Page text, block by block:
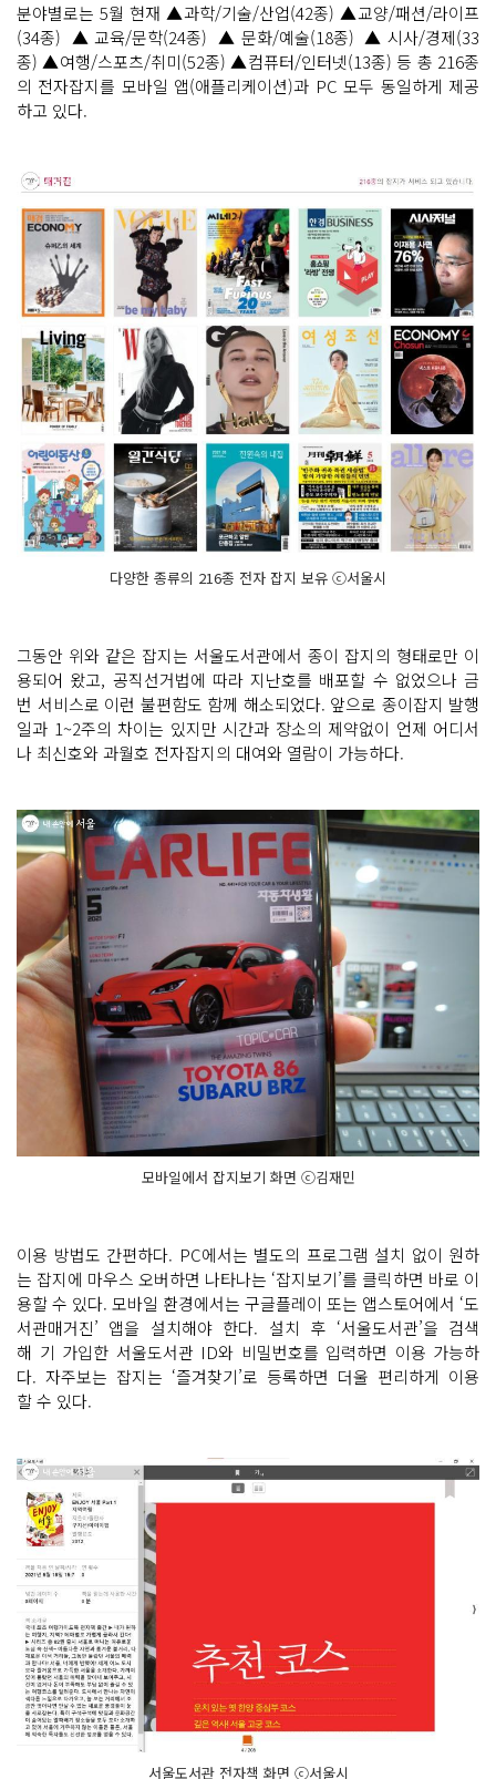
분야별로는 5월 현재 ▲과학/기술/산업(42종) ▲교양/패션/라이프
(34종) ▲교육/문학(24종) ▲문화/예술(18종) ▲시사/경제(33
종) ▲여행/스포츠/취미(52종) ▲컴퓨터/인터넷(13종) 등 총 216종
의 전자잡지를 모바일 앱(애플리케이션)과 PC 모두 동일하게 제공
하고 있다.
다양한 종류의 216종 전자 잡지 보유 ⓒ서울시
그동안 위와 같은 잡지는 서울도서관에서 종이 잡지의 형태로만 이
용되어 왔고, 공직선거법에 따라 지난호를 배포할 수 없었으나 금
번 서비스로 이런 불편함도 함께 해소되었다. 앞으로 종이잡지 발행
일과 1~2주의 차이는 있지만 시간과 장소의 제약없이 언제 어디서
나 최신호와 과월호 전자잡지의 대여와 열람이 가능하다.
모바일에서 잡지보기 화면 ⓒ김재민
이용 방법도 간편하다. PC에서는 별도의 프로그램 설치 없이 원하
는 잡지에 마우스 오버하면 나타나는 ‘잡지보기’를 클릭하면 바로 이
용할 수 있다. 모바일 환경에서는 구글플레이 또는 앱스토어에서 ‘도
서관매거진’ 앱을 설치해야 한다. 설치 후 ‘서울도서관’을 검색
해 기 가입한 서울도서관 ID와 비밀번호를 입력하면 이용 가능하
다. 자주보는 잡지는 ‘즐겨찾기’로 등록하면 더울 편리하게 이용
할 수 있다.
서울도서관 전자책 화면 ⓒ서울시